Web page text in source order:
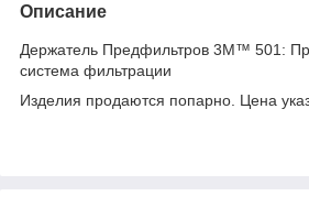
Описание
Держатель Предфильтров 3М™ 501:
система фильтрации
Изделия продаются попарно. Цена